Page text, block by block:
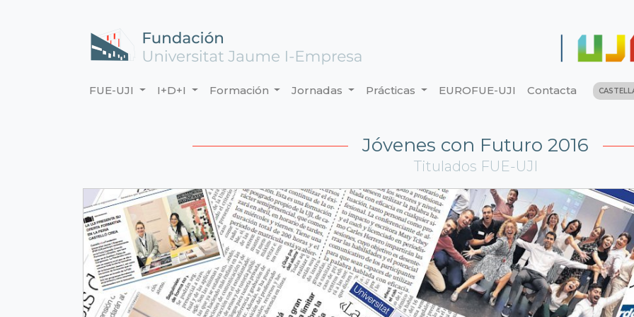
FUE-UJI I+D+I Formación Jornadas Prácticas EUROFUE-UJI Contacta
Jóvenes con Futuro 2016
Titulados FUE-UJI